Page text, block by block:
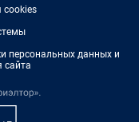
cookies
персональных данных и
сайта